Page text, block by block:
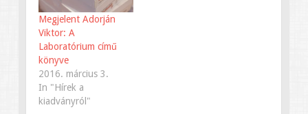
Megjelent Adorján
Viktor: A
Laboratórium című
könyve
2016. március 3.
In "Hírek a
kiadványról"